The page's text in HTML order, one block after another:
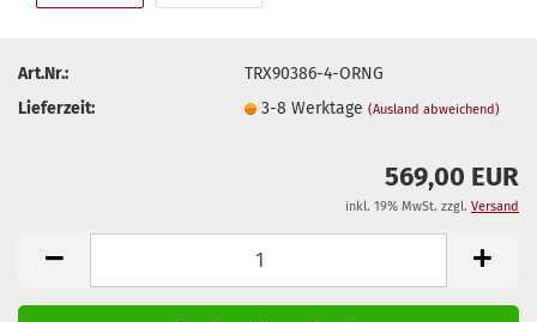
Art.Nr.:
TRX90386-4-ORNG
Lieferzeit:
3-8 Werktage(Ausland abweichend)
569,00 EUR
inkl. 19% MwSt. zzgl. Versand